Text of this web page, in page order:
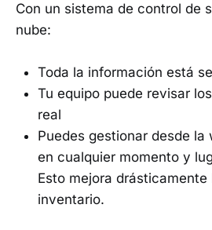
Con un sistema de control de
nube:
Toda la información está
Tu equipo puede revisar
real
Puedes gestionar desde la
en cualquier momento y
Esto mejora drásticamente
inventario.